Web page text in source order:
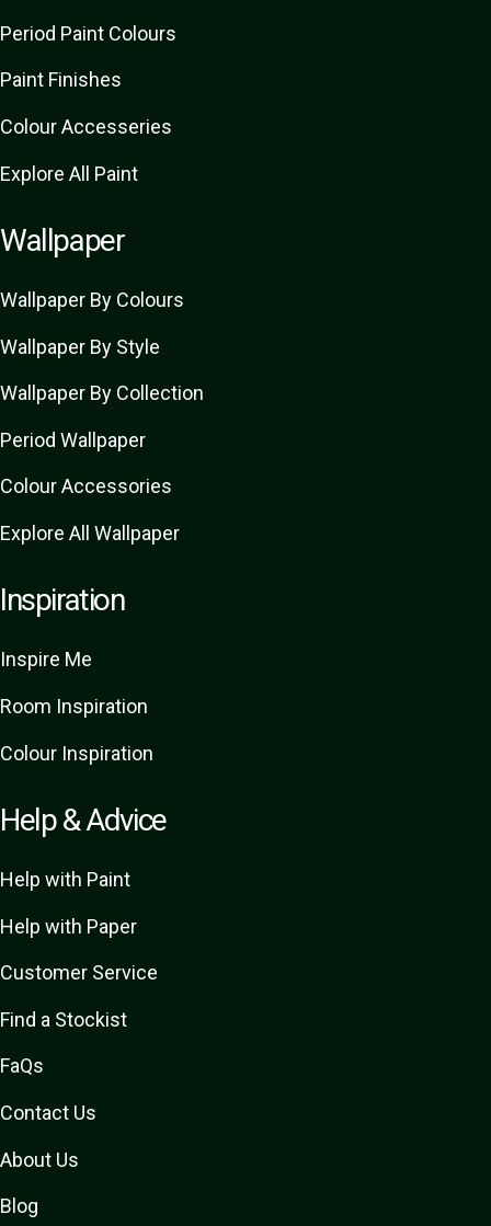
Period Paint Colours
Paint Finishes
Colour Accesseries
Explore All Paint
Wallpaper
Wallpaper By Colours
Wallpaper By Style
Wallpaper By Collection
Period Wallpaper
Colour Accessories
Explore All Wallpaper
Inspiration
Inspire Me
Room Inspiration
Colour Inspiration
Help & Advice
Help with Paint
Help with Paper
Customer Service
Find a Stockist
FaQs
Contact Us
About Us
Blog